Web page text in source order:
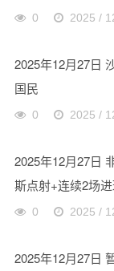
0 2025 /
2025年12月27日
国民
0 2025 /
2025年12月27日
斯点射+连续2场
0 2025 /
2025年12月27日